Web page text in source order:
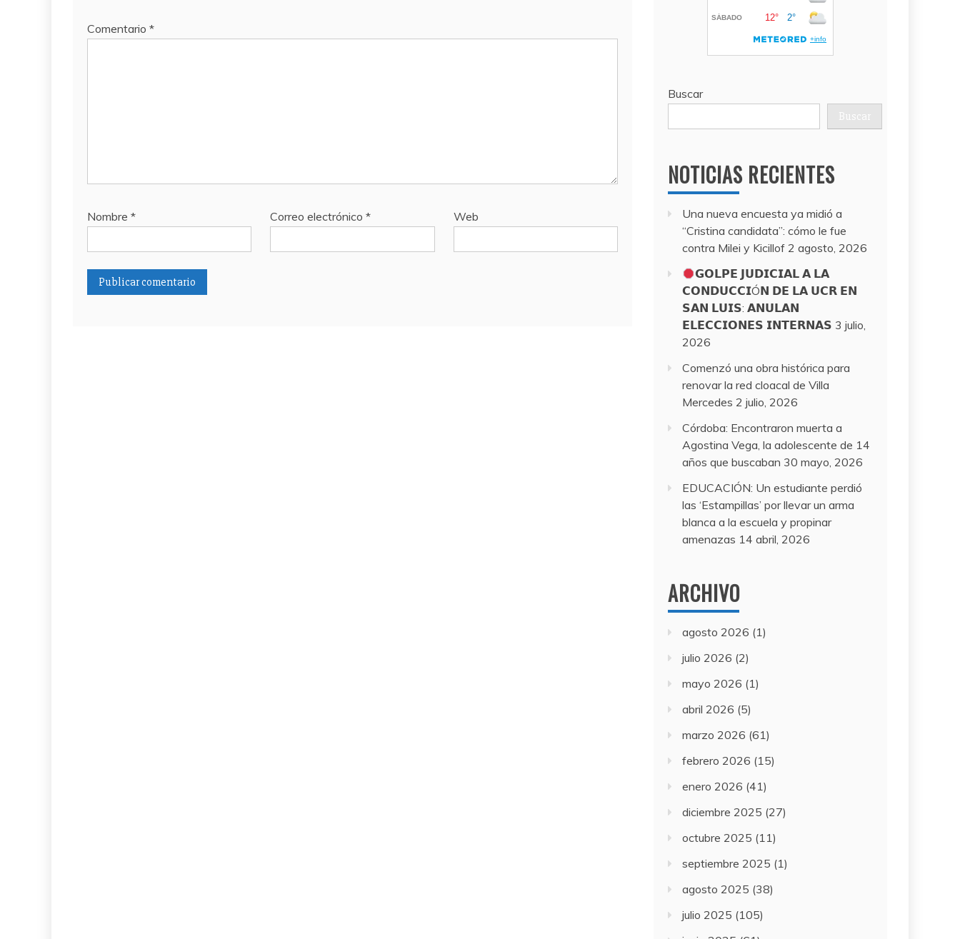
Comentario *
Nombre * Correo electrónico* Web
Buscar
Buscar
NOTICIAS RECIENTES
Una nueva encuesta ya midió a
“Cristina candidata”: cómo le fue
contra Milei y Kicillof 2 agosto, 2026
𝗚𝗢𝗟𝗣𝗘 𝗝𝗨𝗗𝗜𝗖𝗜𝗔𝗟 𝗔 𝗟𝗔
𝗖𝗢𝗡𝗗𝗨𝗖𝗖𝗜Ó𝗡 𝗗𝗘 𝗟𝗔 𝗨𝗖𝗥 𝗘𝗡
𝗦𝗔𝗡 𝗟𝗨𝗜𝗦: 𝗔𝗡𝗨𝗟𝗔𝗡
𝗘𝗟𝗘𝗖𝗖𝗜𝗢𝗡𝗘𝗦 𝗜𝗡𝗧𝗘𝗥𝗡𝗔𝗦 3 julio,
2026
Comenzó una obra histórica para
renovar la red cloacal de Villa
Mercedes 2 julio, 2026
Córdoba: Encontraron muerta a
Agostina Vega, la adolescente de 14
años que buscaban 30 mayo, 2026
EDUCACIÓN: Un estudiante perdió
las ‘Estampillas’ por llevar un arma
blanca a la escuela y propinar
amenazas 14 abril, 2026
ARCHIVO
agosto 2026 (1)
julio 2026 (2)
mayo 2026 (1)
abril 2026 (5)
marzo 2026 (61)
febrero 2026 (15)
enero 2026 (41)
diciembre 2025 (27)
octubre 2025 (11)
septiembre 2025 (1)
agosto 2025 (38)
julio 2025 (105)